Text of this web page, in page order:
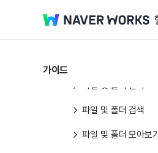
가이드
문서 AI 요약/번역하기
문서 스캔하기
파일 및 폴더 관리
파일 및 폴더 검색
파일 및 폴더 모아보기